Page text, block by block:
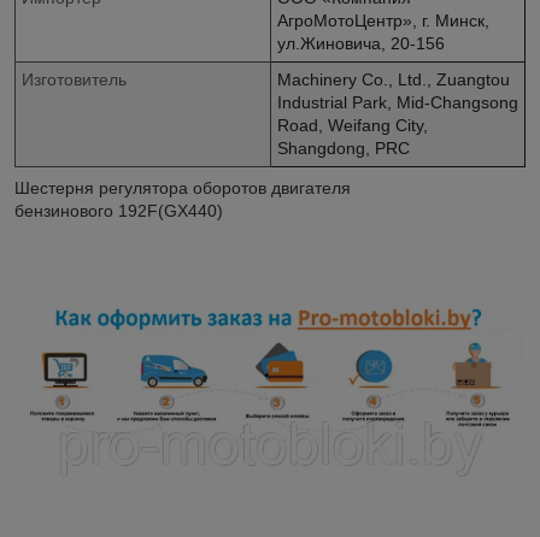
АгроМотоЦентр», г. Минск,
ул.Жиновича, 20-156
Изготовитель
Machinery Co., Ltd., Zuangtou
Industrial Park, Mid-Changsong
Road, Weifang City,
Shangdong, PRC
Шестерня регулятора оборотов двигателя
бензинового 192F(GX440)